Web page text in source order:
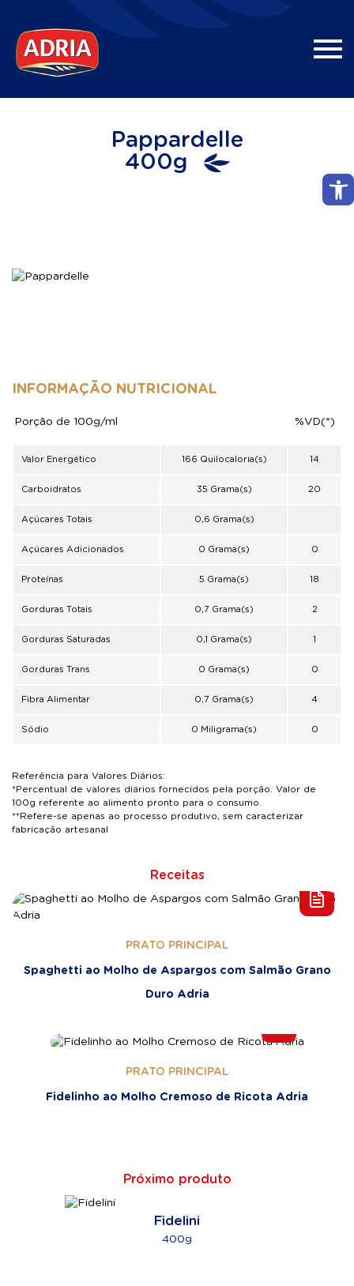
Pappardelle
400g
INFORMAÇÃO NUTRICIONAL
Porção de 100g/ml %VD(*)
Valor Energético 166 Quilocaloria(s) 14
Carboidratos 35 Grama(s) 20
Açúcares Totais 0,6 Grama(s)
Açúcares Adicionados 0 Grama(s) 0
Proteínas 5 Grama(s) 18
Gorduras Totais 0,7 Grama(s) 2
Gorduras Saturadas 0,1 Grama(s) 1
Gorduras Trans 0 Grama(s) 0
Fibra Alimentar 0,7 Grama(s) 4
Sódio 0 Miligrama(s) 0
Referência para Valores Diários:
*Percentual de valores diários fornecidos pela porção. Valor de
100g referente ao alimento pronto para o consumo.
**Refere-se apenas ao processo produtivo, sem caracterizar
fabricação artesanal
Receitas
PRATO PRINCIPAL
Spaghetti ao Molho de Aspargos com Salmão Grano
Duro Adria
PRATO PRINCIPAL
Fidelinho ao Molho Cremoso de Ricota Adria
Próximo produto
Fidelini
400g